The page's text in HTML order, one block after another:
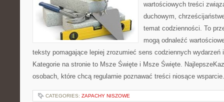
wartościowych treści
duchowym,
temat codzienności. To
mogą odnaleźć
teksty pomagające lepiej zrozumieć sens codziennych wydarzeń
Kategorie na stronie to Msze Święte i Msze Święte.
osobach, które chcą regularnie poznawać treści niosące
CATEGORIES: ZAPACHY NISZOWE